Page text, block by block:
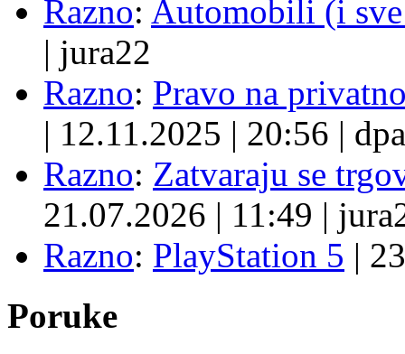
Razno: Automobili (i
| jura22
Razno: Pravo na
| 12.11.2025 | 20:56 |
Razno: Zatvaraju se
21.07.2026 | 11:49 |
Razno: PlayStation 5 |
Poruke